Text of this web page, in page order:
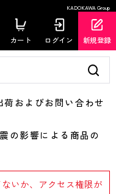
KADOKAWA Group
カート ログイン 新規登録
およびお問い合わせ
影響による商品の
いか、アクセス権限が